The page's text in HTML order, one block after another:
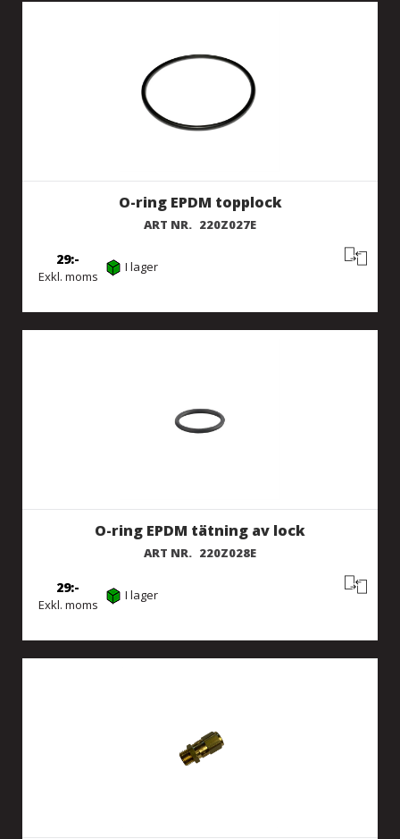
O-ring EPDM topplock
ART NR. 220Z027E
Exkl. moms
29 I lager
O-ring EPDM tätning av lock
ART NR. 220Z028E
Exkl. moms
29 I lager